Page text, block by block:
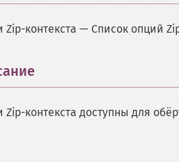
Zip-контекста — Список опций
Zip-контекста доступны для